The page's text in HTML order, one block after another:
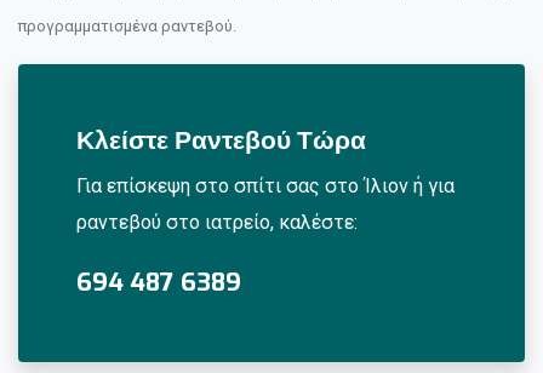
προγραμματισμένα ραντεβού.
Κλείστε Ραντεβού Τώρα
Για επίσκεψη στο σπίτι σας στο Ίλιον ή για
ραντεβού στο ιατρείο, καλέστε:
694 487 6389